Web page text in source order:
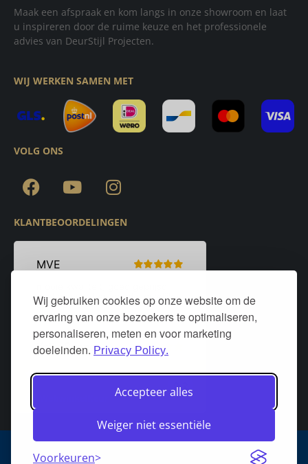
Wij gebruiken cookies op onze website om de
ervaring van onze bezoekers te optimaliseren,
personaliseren, meten en voor marketing
doeleinden. Privacy Policy.
Accepteer alles
Weiger niet essentiële
Voorkeuren
Maak een afspraak en kom langs in onze showroom en laat
u inspireren door de ruime keuze en het professionele
advies van DeurStijl Projecten.
WIJ WERKEN SAMEN MET
VOLG ONS
KLANTBEOORDELINGEN
Algemene voorwaarden Over DeurStijl Projecten